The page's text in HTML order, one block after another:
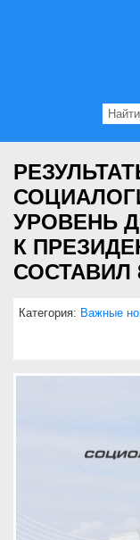
УРОВЕНЬ
К
СОСТАВИЛ
Категория: Важные